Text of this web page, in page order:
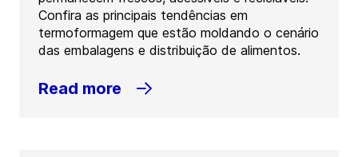
Confira as principais tendências em
termoformagem que estão moldando o cenário
das embalagens e distribuição de alimentos.
Read more